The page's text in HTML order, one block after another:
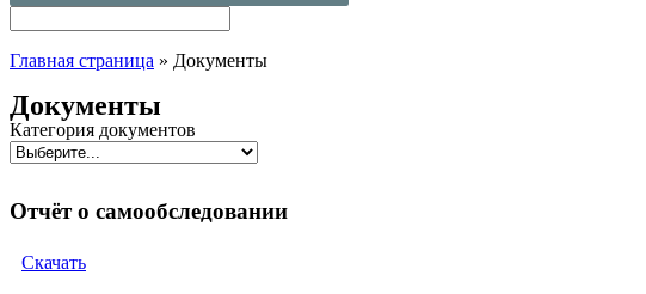
Главная страница » Документы
Документы
Категория документов
Отчёт о самообследовании
Скачать